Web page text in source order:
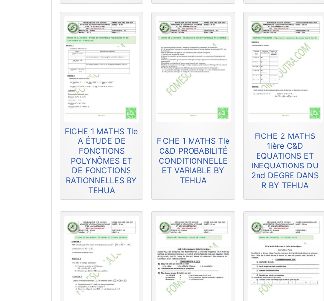
FICHE 1 MATHS Tle
A ÉTUDE DE
FONCTIONS
POLYNÔMES ET
DE FONCTIONS
RATIONNELLES BY
TEHUA
FICHE 1 MATHS Tle
C&D PROBABILITÉ
CONDITIONNELLE
ET VARIABLE BY
TEHUA
FICHE 2 MATHS
1ière C&D
EQUATIONS ET
INEQUATIONS DU
2nd DEGRE DANS
R BY TEHUA